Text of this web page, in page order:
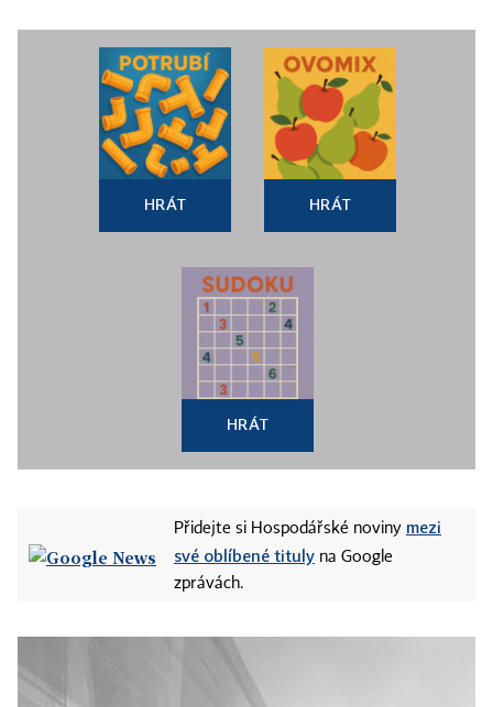
HRÁT HRÁT
HRÁT
Přidejte si Hospodářské noviny mezi
své oblíbené tituly na Google
zprávách.